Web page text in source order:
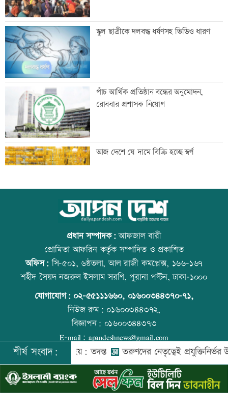
শাক ধুতে গিয়ে গৃহবধূর মৃত্যু
হাসিনার নির্দেশে সালাহউদ্দিন আহমদকে গুম
করা হয়: তদন্ত
তরুণদের নেতৃত্বেই প্রযুক্তিনির্ভর উন্নয়ন হবে:
তথ্যপ্রযুক্তিমন্ত্রী
লক্ষ্মীপুর জেলা প্রশাসনের ১৪ কর্মকর্তা-
কর্মচারীর বিদায়ী সংবর্ধনা
সব শর্ত মেনে নিলে হরমুজ খুলবো: ইরান
মেসির বাবা মারা গেছেন
বিএনপি গণমাধ্যমের স্বাধীনতায় বিশ্বাস করে:
স্কুল ছাত্রীকে দলবদ্ধ ধর্ষণসহ ভিডিও ধারণ
পাঁচ আর্থিক প্রতিষ্ঠান বন্ধের অনুমোদন,
রোববার প্রশাসক নিয়োগ
আজ দেশে যে দামে বিক্রি হচ্ছে স্বর্ণ
আজ বিশ্ব বন্ধু দিবস
কোরআন-হাদিসে নামাজ না পড়ার শাস্তি
আজ স্বর্ণ-রুপা যে দামে বিক্রি হচ্ছে
আজ দেশে স্বর্ণের দাম বাড়ল নাকি কমলো
প্রধান সম্পাদক:আফজাল বারী
প্রোমিতা আফরিন কর্তৃক সম্পাদিত ও প্রকাশিত
অফিস:সি-৫০১, ৬ষ্ঠতলা, আল রাজী কমপ্লেক্স, ১৬৬-১৬৭
শহীদ সৈয়দ নজরুল ইসলাম সরণি, পুরানা পল্টন, ঢাকা-১০০০
যোগাযোগ: ০২-৫৫১১১৬৬০, ০১৬০০৩৪৪৩৭০-৭১,
নিউজ রুম:০১৬০০৩৪৪৩৭২,
বিজ্ঞাপন: ০১৬০০৩৪৪৩৭৩
E-mail: apandeshnews@gmail.com
©২০২৬ |আপন দেশ ডটকমকর্তৃক সর্বসত্ব ® সংরক্ষিত | উন্নয়নে
ইমিথমেকারস.কম
শীর্ষ সংবাদ:
গুম করা হয়: তদন্ত তরুণদের নেতৃত্বেই প্রযুক্তিনির্ভর উন্নয়ন